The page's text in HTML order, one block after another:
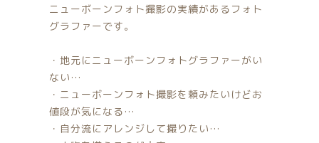
ニューボーンフォト撮影の実績があるフォト
グラファーです。
・地元にニューボーンフォトグラファーがい
ない…
・ニューボーンフォト撮影を頼みたいけどお
値段が気になる…
・自分流にアレンジして撮りたい…
商品一覧
注文履歴
ご利用ガイド/送料